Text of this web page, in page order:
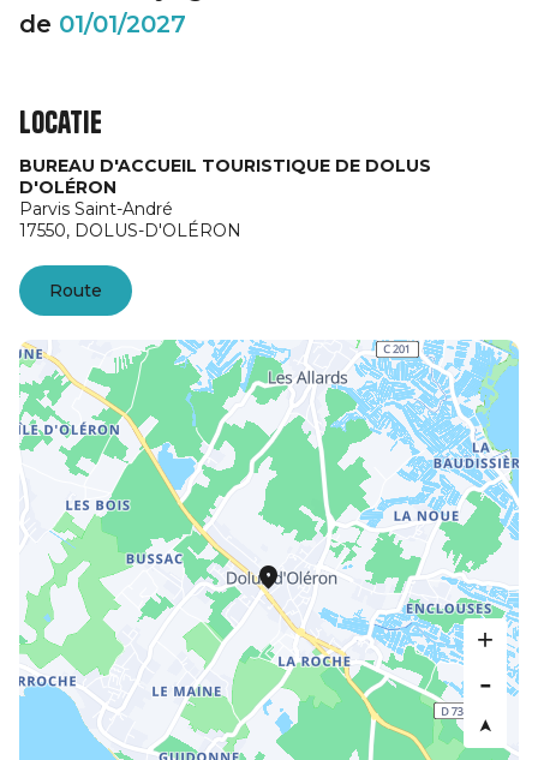
de 01/01/2027
Locatie
BUREAU D'ACCUEIL TOURISTIQUE DE DOLUS
D'OLÉRON
Parvis Saint-André
17550, DOLUS-D'OLÉRON
Route